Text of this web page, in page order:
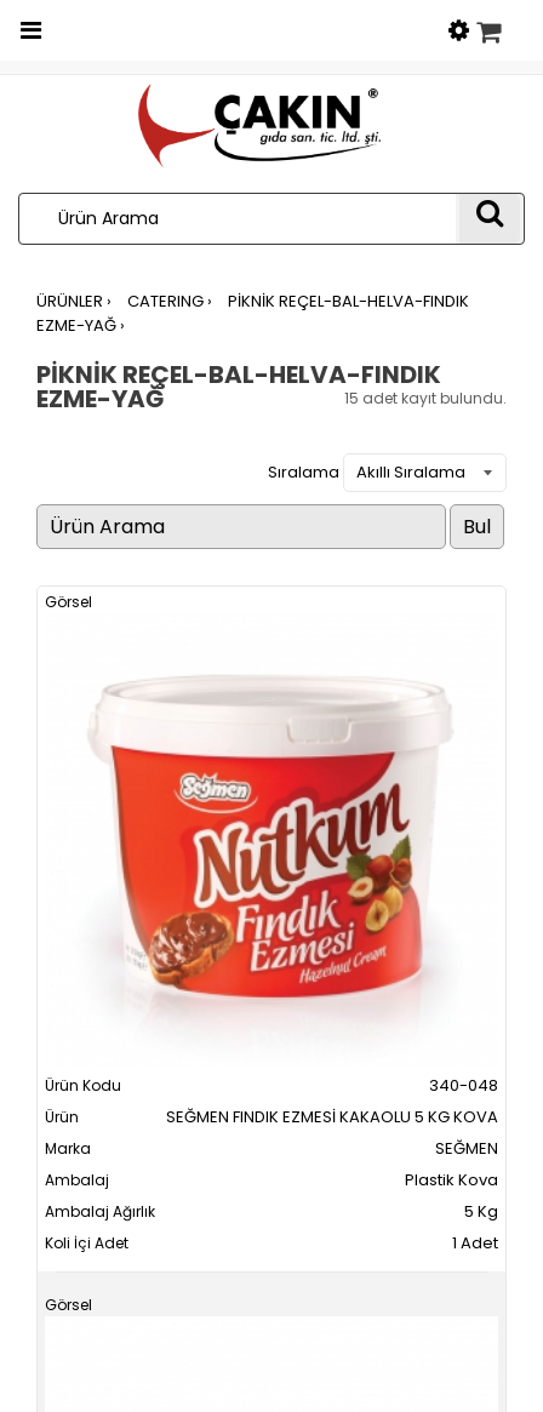
ÜRÜNLER › CATERING ›
PİKNİK REÇEL-BAL-HELVA-FINDIK
EZME-YAĞ ›
PİKNİK REÇEL-BAL-HELVA-FINDIK
EZME-YAĞ 15 adet kayıt bulundu.
Sıralama
340-048
SEĞMEN FINDIK EZMESİ KAKAOLU 5 KG KOVA
SEĞMEN
Plastik Kova
5 Kg
1 Adet